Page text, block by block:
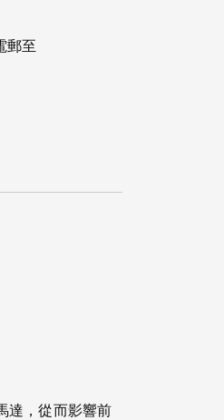
郵至
達，從而影響前